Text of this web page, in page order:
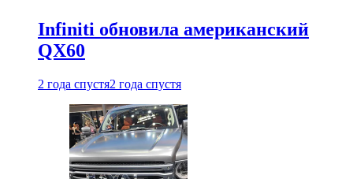
Infiniti обновила американский
QX60
2 года спустя2 года спустя